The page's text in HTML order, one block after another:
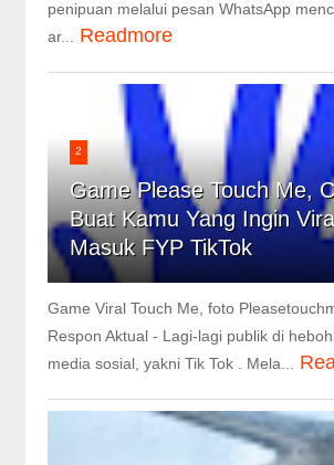
penipuan melalui pesan WhatsApp
ar...
Readmore
2
Game Please Touch Me,
Buat Kamu Yang Ingin
Masuk FYP TikTok
Game Viral Touch Me, foto
Respon Aktual - Lagi-lagi publik di
media sosial, yakni Tik Tok . Mela...